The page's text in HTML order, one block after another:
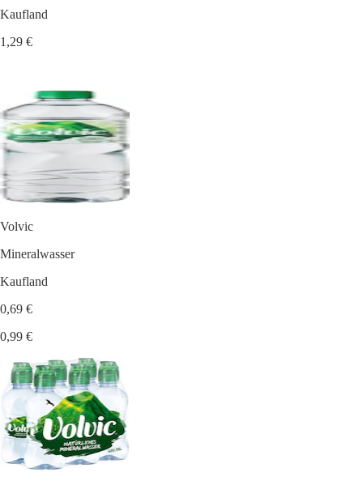
Kaufland
1,29 €
Volvic
Mineralwasser
Kaufland
0,69 €
0,99 €